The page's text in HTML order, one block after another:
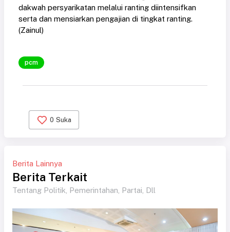
dakwah persyarikatan melalui ranting diintensifkan
serta dan mensiarkan pengajian di tingkat ranting.
(Zainul)
pcm
0 Suka
Berita Lainnya
Berita Terkait
Tentang Politik, Pemerintahan, Partai, Dll